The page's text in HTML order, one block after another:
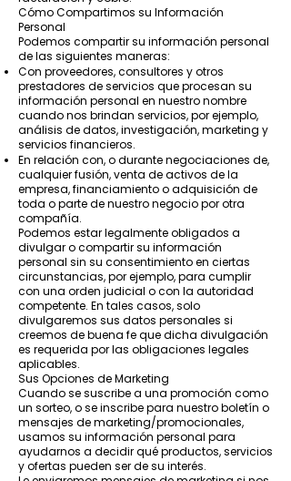
Cómo Compartimos su Información
Personal
Podemos compartir su información personal
de las siguientes maneras:
Con proveedores, consultores y otros
prestadores de servicios que procesan su
información personal en nuestro nombre
cuando nos brindan servicios, por ejemplo,
análisis de datos, investigación, marketing y
servicios financieros.
En relación con, o durante negociaciones de,
cualquier fusión, venta de activos de la
empresa, financiamiento o adquisición de
toda o parte de nuestro negocio por otra
compañía.
Podemos estar legalmente obligados a
divulgar o compartir su información
personal sin su consentimiento en ciertas
circunstancias, por ejemplo, para cumplir
con una orden judicial o con la autoridad
competente. En tales casos, solo
divulgaremos sus datos personales si
creemos de buena fe que dicha divulgación
es requerida por las obligaciones legales
aplicables.
Sus Opciones de Marketing
Cuando se suscribe a una promoción como
un sorteo, o se inscribe para nuestro boletín o
mensajes de marketing/promocionales,
usamos su información personal para
ayudarnos a decidir qué productos, servicios
y ofertas pueden ser de su interés.